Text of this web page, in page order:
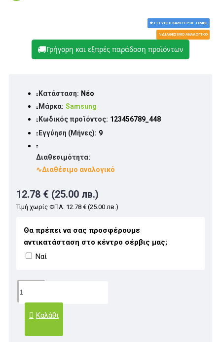
★ ΕΓΓΎΗΣΗ ΚΑΛΎΤΕΡΗΣ ΤΙΜΉΣ
∿ΔΙΑΘΈΣΙΜΟ ΑΝΑΛΟΓΙΚΌ
🚚Γρήγορη και εξπρές παράδοση προϊόντων
Κατάσταση: Νέο
Μάρκα: Samsung
Κωδικός προϊόντος: 123456789_448
Εγγύηση (Μήνες): 9
Διαθεσιμότητα:
∿Διαθέσιμο αναλογικό
12.78 € (25.00 лв.)
Τιμή χωρίς ΦΠΑ: 12.78 € (25.00 лв.)
Θα πρέπει να σας προσφέρουμε
αντικατάσταση στο κέντρο σέρβις μας;
Ναί
Καλάθι